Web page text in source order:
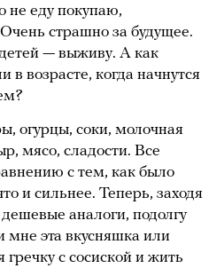
не еду покупаю,
страшно за будущее.
— выживу. А как
возрасте, когда начнутся
огурцы, соки, молочная
мясо, сладости. Все
с тем, как было
и сильнее. Теперь, заходя
аналоги, подолгу
эта вкусняшка или
с сосиской и жить